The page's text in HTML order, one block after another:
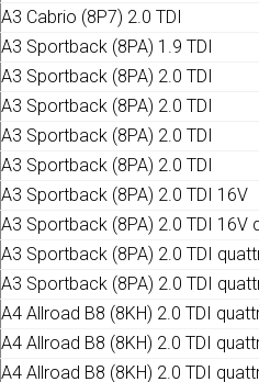
A3 Cabrio (8P7) 2.0 TDI
A3 Sportback (8PA) 1.9 TDI
A3 Sportback (8PA) 2.0 TDI
A3 Sportback (8PA) 2.0 TDI
A3 Sportback (8PA) 2.0 TDI
A3 Sportback (8PA) 2.0 TDI
A3 Sportback (8PA) 2.0 TDI 16V
A3 Sportback (8PA) 2.0 TDI 16V
A3 Sportback (8PA) 2.0 TDI
A3 Sportback (8PA) 2.0 TDI
A4 Allroad B8 (8KH) 2.0 TDI
A4 Allroad B8 (8KH) 2.0 TDI
A4 Allroad B8 (8KH) 2.0 TDI